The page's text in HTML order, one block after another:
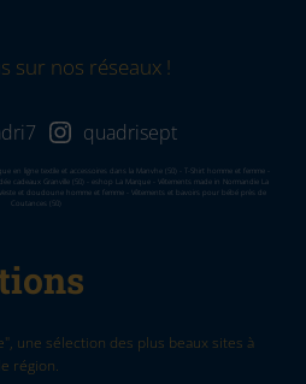
sur nos réseaux !
quadrisept
en ligne textile et accessoires dans la Manvhe (50) - T-Shirt homme et femme -
cadeaux Granville (50) - eshop La Marque - Vêtements made in Normandie La
et doudoune homme et femme - Vêtements et bavoirs pour bébé près de
Coutances (50)
une sélection des plus beaux sites à
région.